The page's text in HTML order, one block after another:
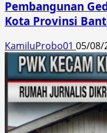
Pembangunan
Kota Provinsi
KamiluProbo01 05/08/